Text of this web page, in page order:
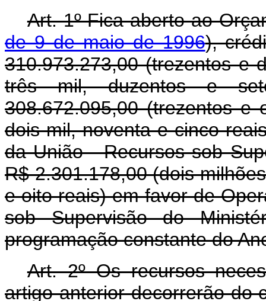
Art. 1º Fica aberto ao
de 9 de maio de 1996),
310.973.273,00 (trezentos e
três mil, duzentos e
308.672.095,00 (trezentos e
dois mil, noventa e cinco
da União - Recursos sob
R$ 2.301.178,00 (dois
e oito reais) em favor de
sob Supervisão do
programação constante do
Art. 2º Os recursos
artigo anterior decorrerão do